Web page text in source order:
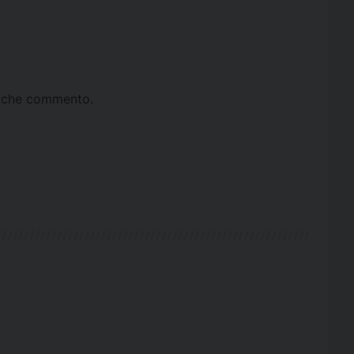
commento.